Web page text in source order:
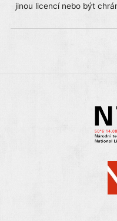
jinou licencí nebo být